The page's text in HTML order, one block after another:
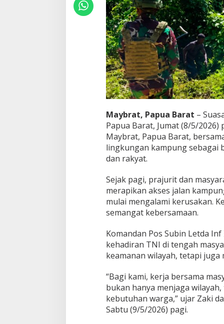
a
t
I
k
a
t
a
n
d
e
n
a
n
W
a
r
Maybrat, Papua Barat –
Papua Barat, Jumat (8/5/
Maybrat, Papua Barat,
lingkungan kampung sebagai
dan rakyat.
Sejak pagi, prajurit dan
merapikan akses jalan
mulai mengalami kerusakan.
semangat kebersamaan.
Komandan Pos Subin Letda
kehadiran TNI di tengah
keamanan wilayah, tetapi
“Bagi kami, kerja bersama
bukan hanya menjaga
kebutuhan warga,” ujar Zaki
Sabtu (9/5/2026) pagi.